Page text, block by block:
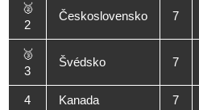
🥈
2
Československo 7
🥉
3
Švédsko 7
4 Kanada 7